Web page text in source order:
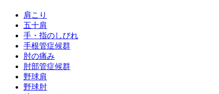
肩こり
五十肩
手・指のしびれ
手根管症候群
肘の痛み
肘部管症候群
野球肩
野球肘